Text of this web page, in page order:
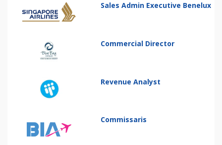
Sales Admin Executive Benelux
Commercial Director
Revenue Analyst
Commissaris